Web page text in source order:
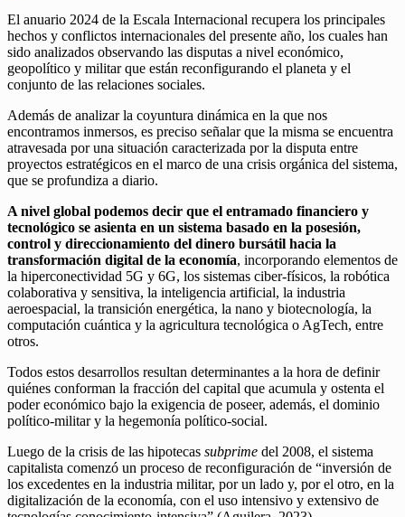
El anuario 2024 de la Escala Internacional recupera los principales
hechos y conflictos internacionales del presente año, los cuales han
sido analizados observando las disputas a nivel económico,
geopolítico y militar que están reconfigurando el planeta y el
conjunto de las relaciones sociales.
Además de analizar la coyuntura dinámica en la que nos
encontramos inmersos, es preciso señalar que la misma se encuentra
atravesada por una situación caracterizada por la disputa entre
proyectos estratégicos en el marco de una crisis orgánica del sistema,
que se profundiza a diario.
A nivel global podemos decir que el entramado financiero y
tecnológico se asienta en un sistema basado en la posesión,
control y direccionamiento del dinero bursátil hacia la
transformación digital de la economía, incorporando elementos de
la hiperconectividad 5G y 6G, los sistemas ciber-físicos, la robótica
colaborativa y sensitiva, la inteligencia artificial, la industria
aeroespacial, la transición energética, la nano y biotecnología, la
computación cuántica y la agricultura tecnológica o AgTech, entre
otros.
Todos estos desarrollos resultan determinantes a la hora de definir
quiénes conforman la fracción del capital que acumula y ostenta el
poder económico bajo la exigencia de poseer, además, el dominio
político-militar y la hegemonía político-social.
Luego de la crisis de las hipotecas subprime del 2008, el sistema
capitalista comenzó un proceso de reconfiguración de “inversión de
los excedentes en la industria militar, por un lado y, por el otro, en la
digitalización de la economía, con el uso intensivo y extensivo de